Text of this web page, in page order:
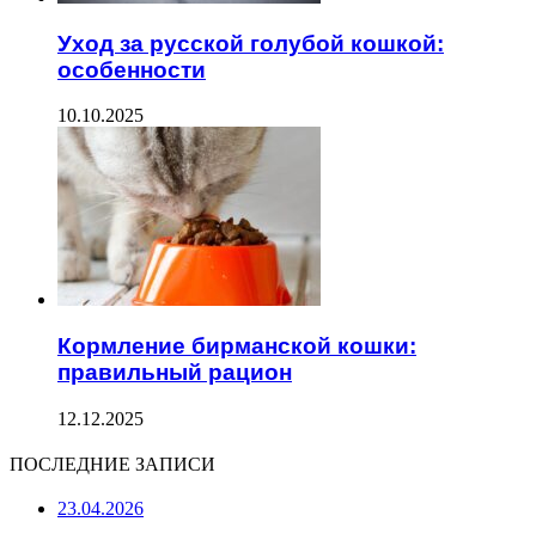
Уход за русской голубой кошкой:
особенности
10.10.2025
Кормление бирманской кошки:
правильный рацион
12.12.2025
ПОСЛЕДНИЕ ЗАПИСИ
23.04.2026